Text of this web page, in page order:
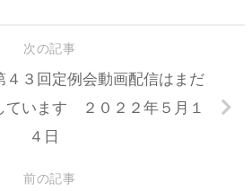
次の記事
３回定例会動画配信はまだ
ています ２０２２年５月１
４日
前の記事